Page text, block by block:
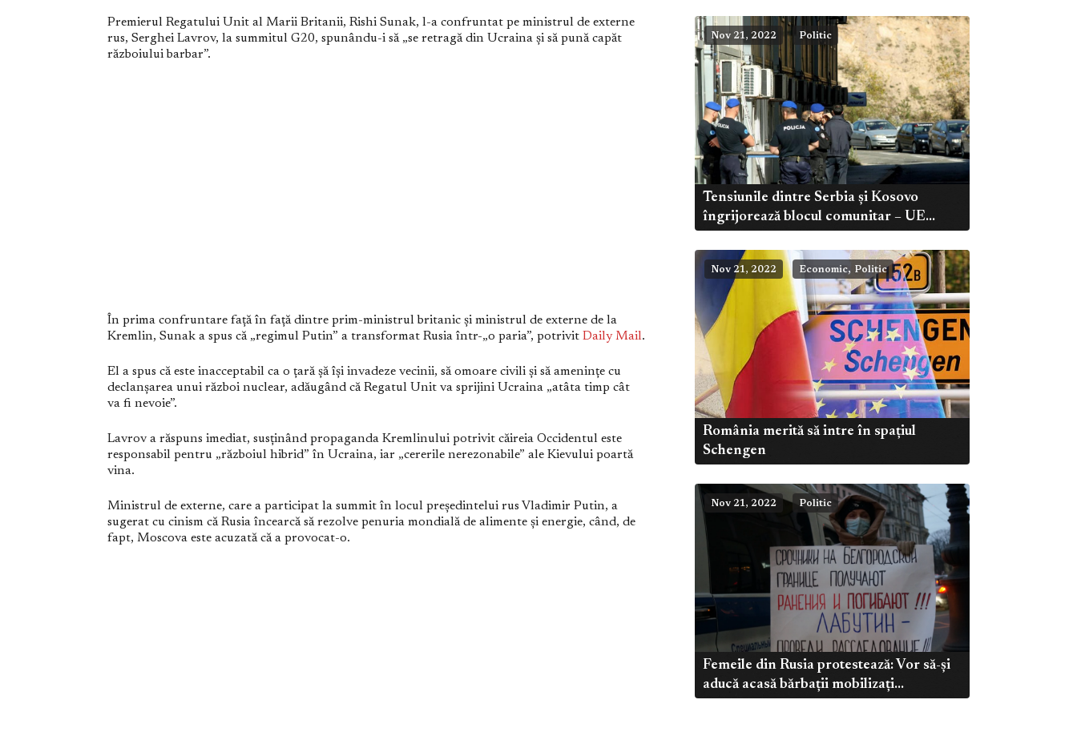
Premierul Regatului Unit al Marii Britanii, Rishi Sunak, l-a confruntat pe ministrul de externe
rus, Serghei Lavrov, la summitul G20, spunându-i să „se retragă din Ucraina și să pună capăt
războiului barbar”.
În prima confruntare față în față dintre prim-ministrul britanic și ministrul de externe de la
Kremlin, Sunak a spus că „regimul Putin” a transformat Rusia într-„o paria”, potrivit Daily Mail.
El a spus că este inacceptabil ca o țară șă își invadeze vecinii, să omoare civili și să amenințe cu
declanșarea unui război nuclear, adăugând că Regatul Unit va sprijini Ucraina „atâta timp cât
va fi nevoie”.
Lavrov a răspuns imediat, susținând propaganda Kremlinului potrivit căireia Occidentul este
responsabil pentru „războiul hibrid” în Ucraina, iar „cererile nerezonabile” ale Kievului poartă
vina.
Ministrul de externe, care a participat la summit în locul președintelui rus Vladimir Putin, a
sugerat cu cinism că Rusia încearcă să rezolve penuria mondială de alimente și energie, când, de
fapt, Moscova este acuzată că a provocat-o.
Nov 21, 2022 Politic
Tensiunile dintre Serbia și Kosovo
îngrijorează blocul comunitar – UE...
Nov 21, 2022 Economic, Politic
România merită să intre în spațiul
Schengen
Nov 21, 2022 Politic
Femeile din Rusia protestează: Vor să-și
aducă acasă bărbații mobilizați...